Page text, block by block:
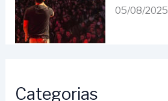
05/08/2025
Categorias